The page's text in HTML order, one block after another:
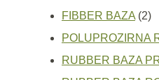
FIBBER BAZA 22
POLUPROZIRNA
RUBBER BAZA